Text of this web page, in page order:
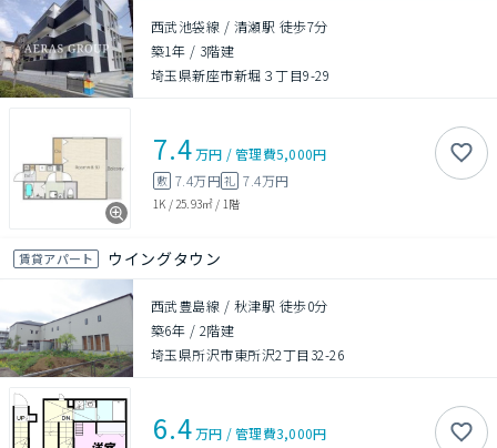
西武池袋線 / 清瀬駅 徒歩7分
築1年 / 3階建
埼玉県新座市新堀３丁目9-29
7.4万円 /管理費5,000円
敷 7.4万円礼 7.4万円
1K / 25.93㎡ / 1階
賃貸アパート ウイングタウン
西武豊島線 / 秋津駅 徒歩0分
築6年 / 2階建
埼玉県所沢市東所沢2丁目32-26
6.4万円 /管理費3,000円